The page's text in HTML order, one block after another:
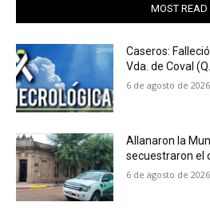
MOST READ
Caseros:
Vda. de Coval
6 de agosto de 2026
Allanaron la
secuestraron el
6 de agosto de 2026